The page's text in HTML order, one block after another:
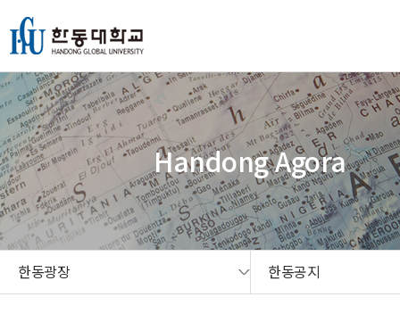
Handong Agora
한동광장 한동공지